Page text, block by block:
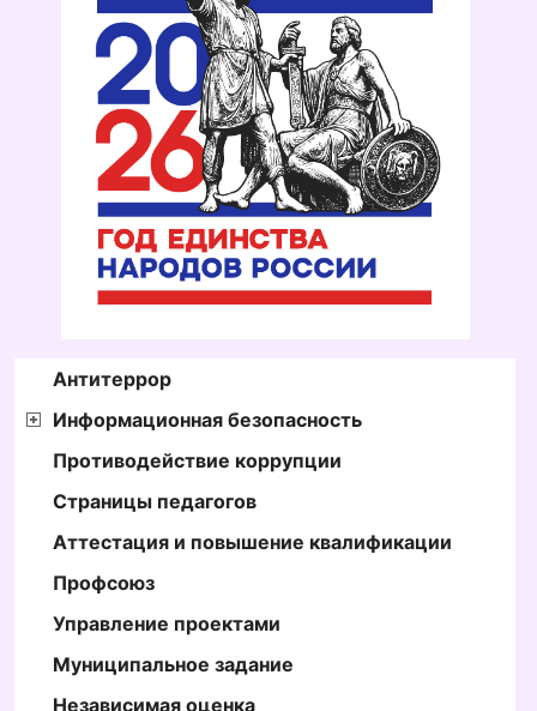
Антитеррор
Информационная безопасность
Противодействие коррупции
Страницы педагогов
Аттестация и повышение квалификации
Профсоюз
Управление проектами
Муниципальное задание
Независимая оценка